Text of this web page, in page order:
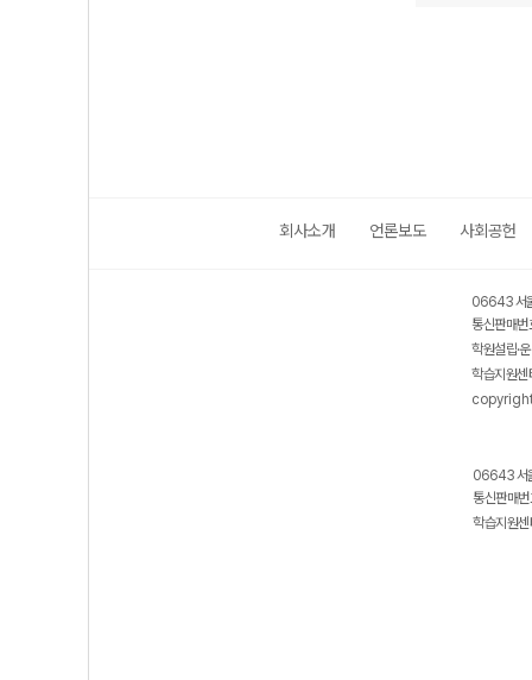
회사소개 언론보도 사회공헌
06643 서
통신판매
학원설립·
학습지원
06643 서
통신판매
학습지원